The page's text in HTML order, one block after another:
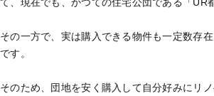
て、現在でも、かつての住宅公団である「UR
その一方で、実は購入できる物件も一定数存
です。
そのため、団地を安く購入して自分好みにリ